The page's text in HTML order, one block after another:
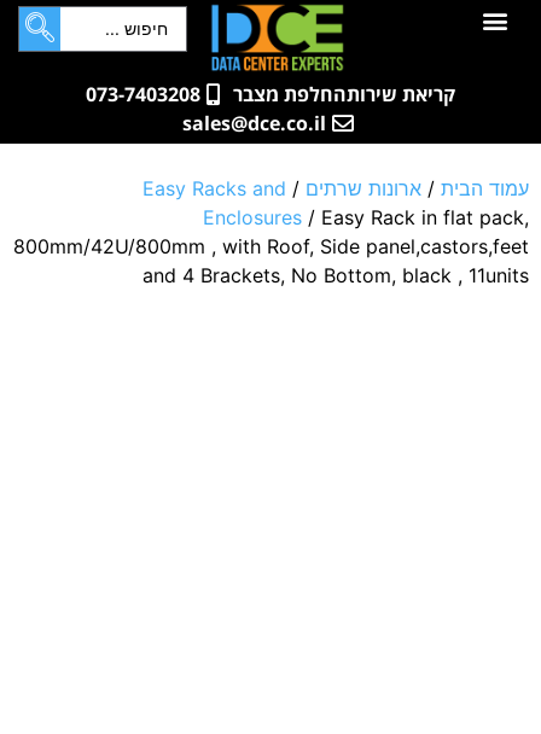
לתוכן
קריאת שירותהחלפת מצבר
073-7403208
sales@dce.co.il
עמוד הבית / ארונות שרתים /
Easy Racks and
Enclosures / Easy Rack in flat pack,
800mm/42U/800mm , with Roof, Side panel,castors,feet
and 4 Brackets, No Bottom, black , 11units